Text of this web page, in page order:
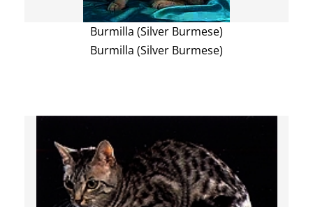
Burmilla (Silver Burmese)
Burmilla (Silver Burmese)